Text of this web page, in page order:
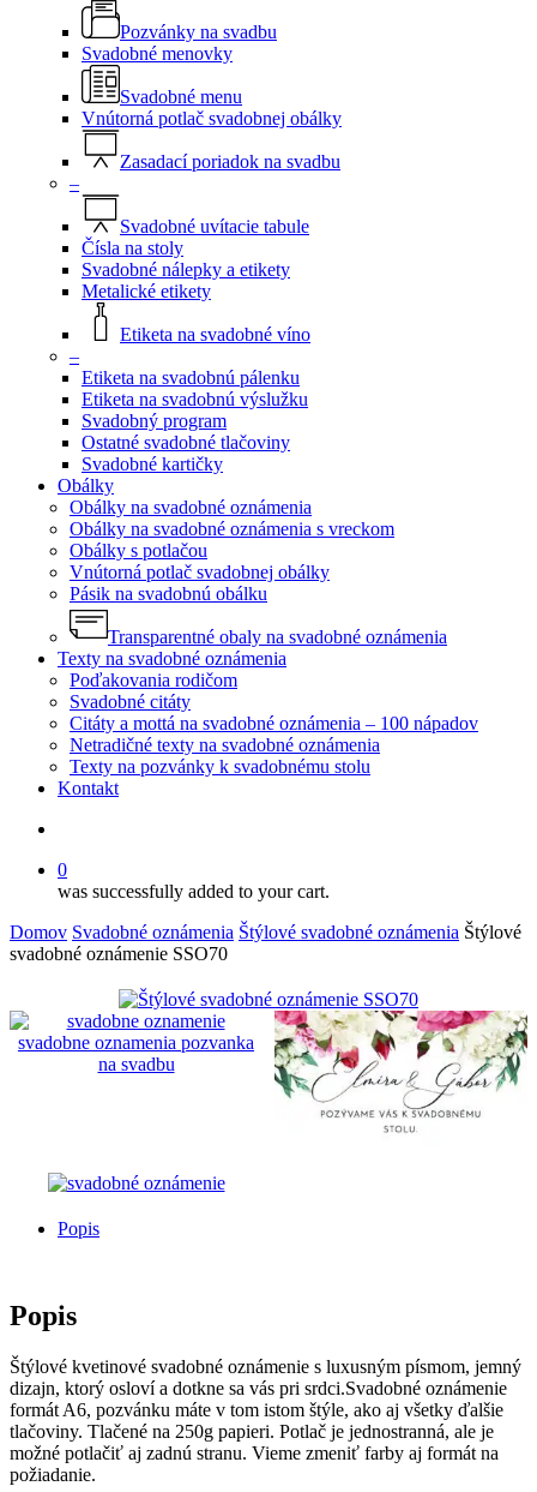
Pozvánky na svadbu
Svadobné menovky
Svadobné menu
Vnútorná potlač svadobnej obálky
Zasadací poriadok na svadbu
–
Svadobné uvítacie tabule
Čísla na stoly
Svadobné nálepky a etikety
Metalické etikety
Etiketa na svadobné víno
–
Etiketa na svadobnú pálenku
Etiketa na svadobnú výslužku
Svadobný program
Ostatné svadobné tlačoviny
Svadobné kartičky
Obálky
Obálky na svadobné oznámenia
Obálky na svadobné oznámenia s vreckom
Obálky s potlačou
Vnútorná potlač svadobnej obálky
Pásik na svadobnú obálku
Transparentné obaly na svadobné oznámenia
Texty na svadobné oznámenia
Poďakovania rodičom
Svadobné citáty
Citáty a mottá na svadobné oznámenia – 100 nápadov
Netradičné texty na svadobné oznámenia
Texty na pozvánky k svadobnému stolu
Kontakt
0
was successfully added to your cart.
Domov Svadobné oznámenia Štýlové svadobné oznámenia Štýlové
svadobné oznámenie SSO70
Popis
Popis
Štýlové kvetinové svadobné oznámenie s luxusným písmom, jemný
dizajn, ktorý osloví a dotkne sa vás pri srdci.Svadobné oznámenie
formát A6, pozvánku máte v tom istom štýle, ako aj všetky ďalšie
tlačoviny. Tlačené na 250g papieri. Potlač je jednostranná, ale je
možné potlačiť aj zadnú stranu. Vieme zmeniť farby aj formát na
požiadanie.